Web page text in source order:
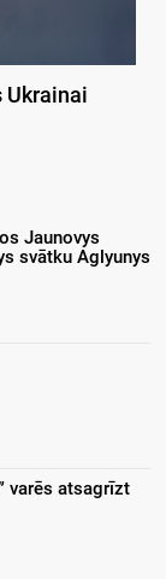
Ukrainai
Jaunovys
svātku Aglyunys
varēs atsagrīzt